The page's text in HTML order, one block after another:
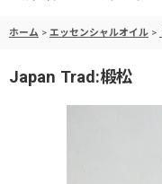
ホーム > エッセンシャルオイル >
Japan Trad:椴松